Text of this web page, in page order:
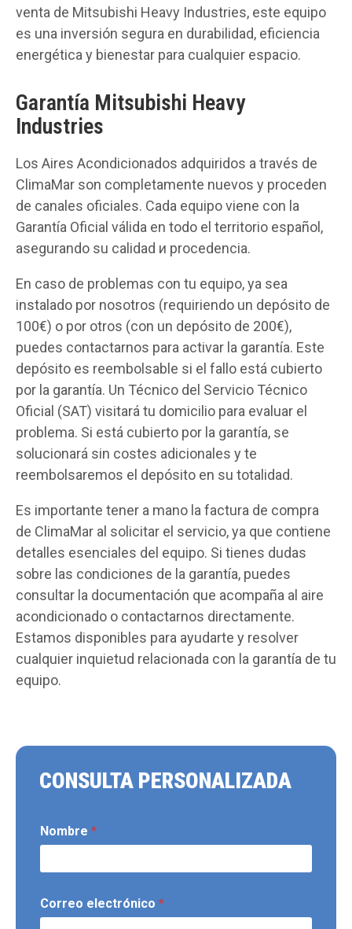
venta de Mitsubishi Heavy Industries, este equipo
es una inversión segura en durabilidad, eficiencia
energética y bienestar para cualquier espacio.
Garantía Mitsubishi Heavy
Industries
Los Aires Acondicionados adquiridos a través de
ClimaMar son completamente nuevos y proceden
de canales oficiales. Cada equipo viene con la
Garantía Oficial válida en todo el territorio español,
asegurando su calidad и procedencia.
En caso de problemas con tu equipo, ya sea
instalado por nosotros (requiriendo un depósito de
100€) o por otros (con un depósito de 200€),
puedes contactarnos para activar la garantía. Este
depósito es reembolsable si el fallo está cubierto
por la garantía. Un Técnico del Servicio Técnico
Oficial (SAT) visitará tu domicilio para evaluar el
problema. Si está cubierto por la garantía, se
solucionará sin costes adicionales y te
reembolsaremos el depósito en su totalidad.
Es importante tener a mano la factura de compra
de ClimaMar al solicitar el servicio, ya que contiene
detalles esenciales del equipo. Si tienes dudas
sobre las condiciones de la garantía, puedes
consultar la documentación que acompaña al aire
acondicionado o contactarnos directamente.
Estamos disponibles para ayudarte y resolver
cualquier inquietud relacionada con la garantía de tu
equipo.
CONSULTA PERSONALIZADA
Nombre *
Correo electrónico *